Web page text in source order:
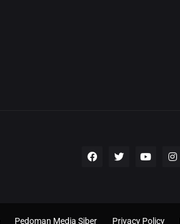
Pedoman Media Siber Privacy Policy